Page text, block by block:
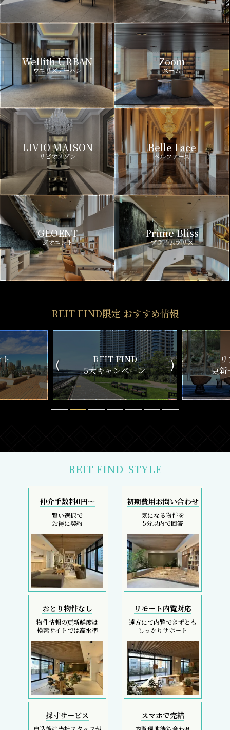
Wellith URBAN
ウエリスアーバン
Zoom
ズーム
LIVIO MAISON
リビオメゾン
Belle Face
ベルファース
GEOENT
ジオエント
Prime Bliss
プライムブリス
REIT FIND限定 おすすめ情報
ン
リアルタイム
更新一覧チェック
新
REIT FIND STYLE
仲介手数料0円～
賢い選択で
お得に契約
初期費用お問い合わせ
気になる物件を
5分以内で回答
おとり物件なし
物件情報の更新鮮度は
検索サイトでは高水準
リモート内覧対応
遠方にて内覧できずとも
しっかりサポート
採寸サービス スマホで完結